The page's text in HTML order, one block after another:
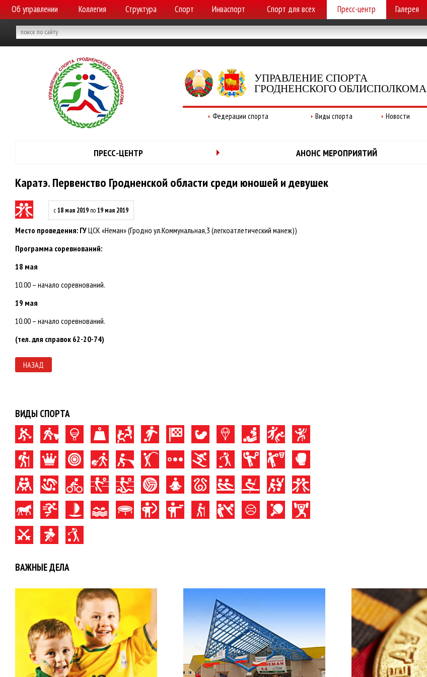
Об управлении Коллегия Структура Спорт Инваспорт Спорт для всех Пресс-центр Галерея
УПРАВЛЕНИЕ СПОРТА
ГРОДНЕНСКОГО ОБЛИСПОЛКОМА
Федерации спорта Виды спорта Новости
ПРЕСС-ЦЕНТР АНОНС МЕРОПРИЯТИЙ
Каратэ. Первенство Гродненской области среди юношей и девушек
с18 мая 2019 по19 мая 2019
Место проведения: ГУЦСК «Неман» (Гродно ул.Коммунальная,3 (легкоатлетический манеж))
Программа соревнований:
18 мая
10.00 – начало соревнований.
19 мая
10.00 – начало соревнований.
(тел. для справок 62-20-74)
НАЗАД
ВИДЫ СПОРТА
ВАЖНЫЕ ДЕЛА